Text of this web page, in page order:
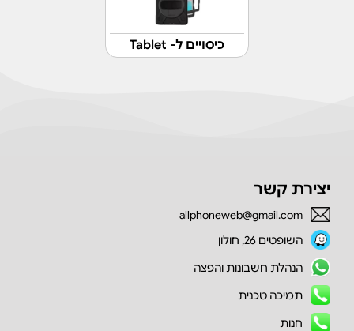
כיסויים ל- Tablet
יצירת קשר
allphoneweb@gmail.com
השופטים 26, חולון
הנהלת חשבונות והפצה
תמיכה טכנית
חנות